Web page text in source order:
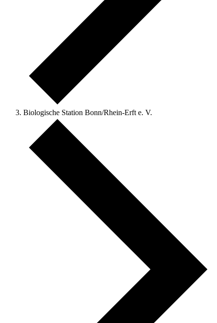
Biologische Station Bonn/Rhein-Erft e. V.